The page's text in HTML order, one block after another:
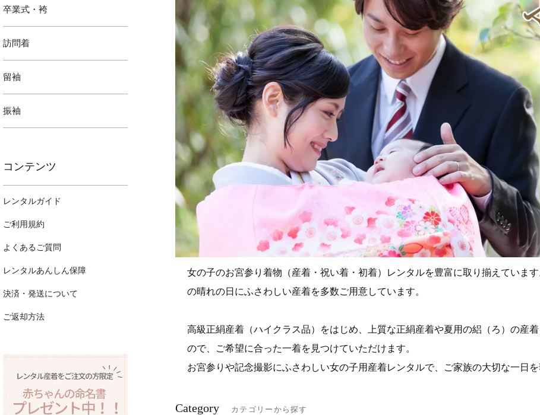
女の子のお宮参り着物（産着・祝い着・初着）レンタルを豊富に取り揃えていま
の晴れの日にふさわしい産着を多数ご用意しています。
高級正絹産着（ハイクラス品）をはじめ、上質な正絹産着や夏用の絽（ろ）の産
ので、ご希望に合った一着を見つけていただけます。
お宮参りや記念撮影にふさわしい女の子用産着レンタルで、ご家族の大切な一日を
Category カテゴリーから探す
卒業式・袴
訪問着
留袖
振袖
コンテンツ
レンタルガイド
ご利用規約
よくあるご質問
レンタルあんしん保障
決済・発送について
ご返却方法